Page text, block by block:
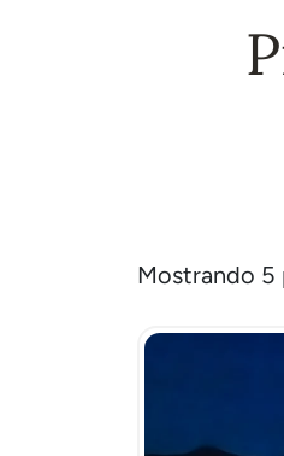
Mostrando 5